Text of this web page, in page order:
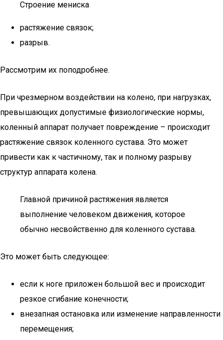
Строение мениска
растяжение связок;
разрыв.
Рассмотрим их поподробнее.
При чрезмерном воздействии на колено, при нагрузках,
превышающих допустимые физиологические нормы,
коленный аппарат получает повреждение – происходит
растяжение связок коленного сустава. Это может
привести как к частичному, так и полному разрыву
структур аппарата колена.
Главной причиной растяжения является
выполнение человеком движения, которое
обычно несвойственно для коленного сустава.
Это может быть следующее:
если к ноге приложен большой вес и происходит
резкое сгибание конечности;
внезапная остановка или изменение направленности
перемещения;